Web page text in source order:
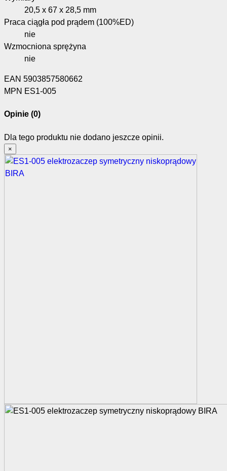
20,5 x 67 x 28,5 mm
Praca ciągła pod prądem (100%ED)
nie
Wzmocniona sprężyna
nie
EAN 5903857580662
MPN ES1-005
Opinie (0)
Dla tego produktu nie dodano jeszcze opinii.
×